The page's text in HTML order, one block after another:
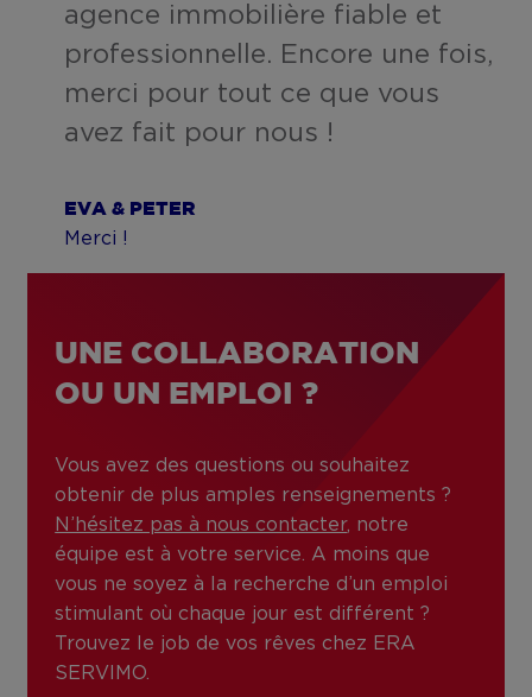
agence immobilière fiable et
professionnelle. Encore une fois,
merci pour tout ce que vous
avez fait pour nous !
EVA & PETER
Merci !
UNE COLLABORATION
OU UN EMPLOI ?
Vous avez des questions ou souhaitez
obtenir de plus amples renseignements ?
N’hésitez pas à nous contacter, notre
équipe est à votre service. A moins que
vous ne soyez à la recherche d’un emploi
stimulant où chaque jour est différent ?
Trouvez le job de vos rêves chez ERA
SERVIMO.